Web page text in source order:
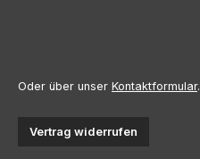
Oder über unser Kontaktformular.
Vertrag widerrufen